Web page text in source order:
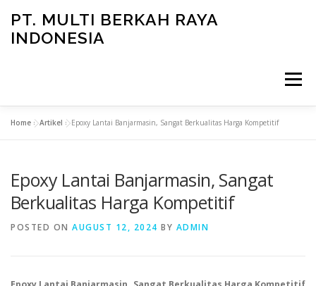
content
PT. MULTI BERKAH RAYA
INDONESIA
Menu
Home »Artikel »Epoxy Lantai Banjarmasin, Sangat Berkualitas Harga Kompetitif
Epoxy Lantai Banjarmasin, Sangat
Berkualitas Harga Kompetitif
POSTED ON AUGUST 12, 2024 BY ADMIN